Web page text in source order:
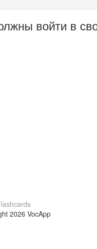
войти в
2026 VocApp